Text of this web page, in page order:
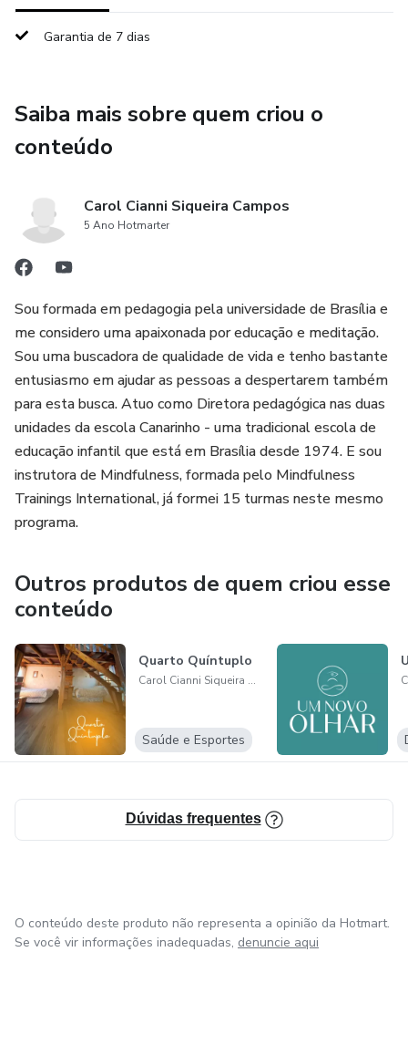
Garantia de 7 dias
Saiba mais sobre quem criou o
conteúdo
Carol Cianni Siqueira Campos
5 Ano Hotmarter
Sou formada em pedagogia pela universidade de Brasília e
me considero uma apaixonada por educação e meditação.
Sou uma buscadora de qualidade de vida e tenho bastante
entusiasmo em ajudar as pessoas a despertarem também
para esta busca. Atuo como Diretora pedagógica nas duas
unidades da escola Canarinho - uma tradicional escola de
educação infantil que está em Brasília desde 1974. E sou
instrutora de Mindfulness, formada pelo Mindfulness
Trainings International, já formei 15 turmas neste mesmo
programa.
Outros produtos de quem criou esse
conteúdo
Quarto Quíntuplo
Carol Cianni Siqueira Campos
Saúde e Esportes
Dúvidas frequentes
O conteúdo deste produto não representa a opinião da Hotmart.
Se você vir informações inadequadas, denuncie aqui